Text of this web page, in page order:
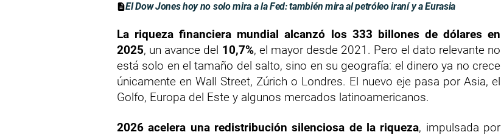
El Dow Jones hoy no solo mira a la Fed: también mira al petróleo iraní y a Eurasia
La riqueza financiera mundial alcanzó los 333 billones de dólares en
2025, un avance del 10,7%, el mayor desde 2021. Pero el dato relevante no
está solo en el tamaño del salto, sino en su geografía: el dinero ya no crece
únicamente en Wall Street, Zúrich o Londres. El nuevo eje pasa por Asia, el
Golfo, Europa del Este y algunos mercados latinoamericanos.
2026 acelera una redistribución silenciosa de la riqueza, impulsada por